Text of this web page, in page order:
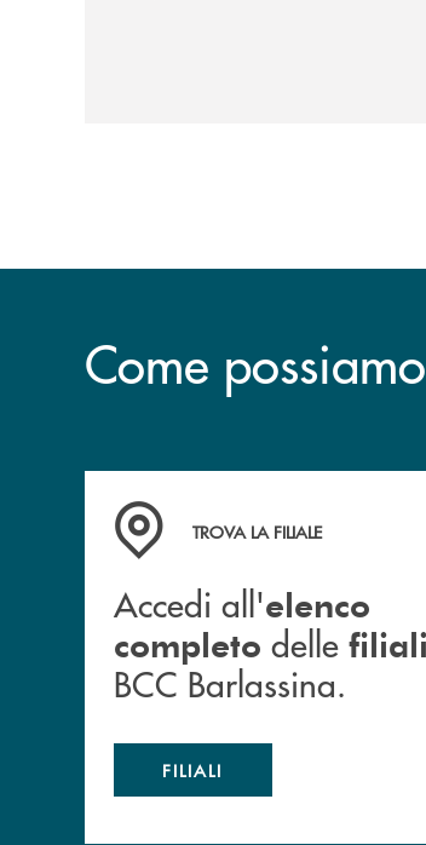
Come possiamo
Accedi all' elenco completo
TROVA LA FILIALE
Accedi all'elenco
completo delle filiali
BCC Barlassina.
FILIALI